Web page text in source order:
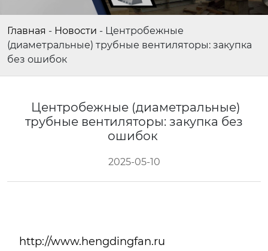
Главная - Новости - Центробежные
(диаметральные) трубные вентиляторы: закупка
без ошибок
Центробежные (диаметральные)
трубные вентиляторы: закупка без
ошибок
2025-05-10
http://www.hengdingfan.ru